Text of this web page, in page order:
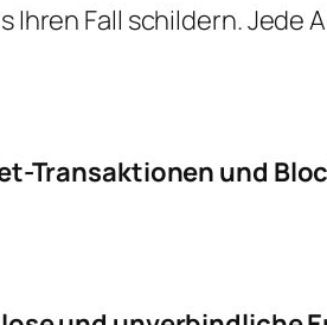
Ihren Fall schildern.
Transaktionen und